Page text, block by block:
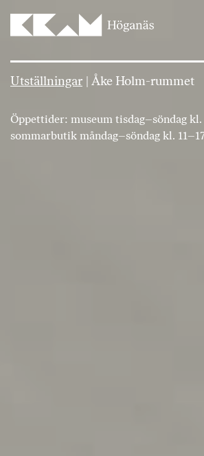
Main Navigation
Utställningar | Åke Holm-rummet
Öppettider: museum tisdag–söndag kl.
sommarbutik måndag–söndag kl.